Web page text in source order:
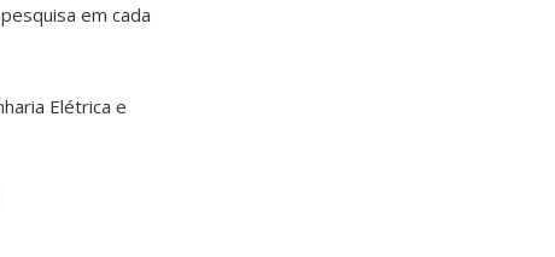
em cada
Elétrica e